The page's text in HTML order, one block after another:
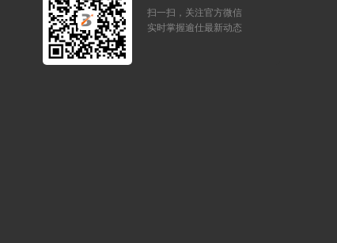
扫一扫，关注官方微信
实时掌握逾仕最新动态